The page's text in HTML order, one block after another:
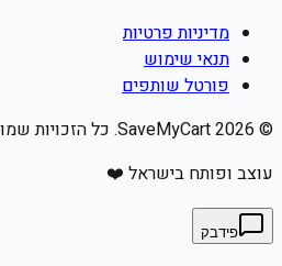
מדיניות פרטיות
תנאי שימוש
פורטל שותפים
©
2026
עוצב ופותח בישראל ❤️
פידבק